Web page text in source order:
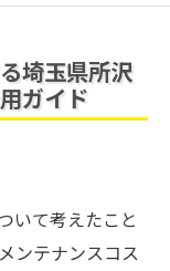
埼玉県所沢
ガイド
いて考えたこと
ンテナンスコス